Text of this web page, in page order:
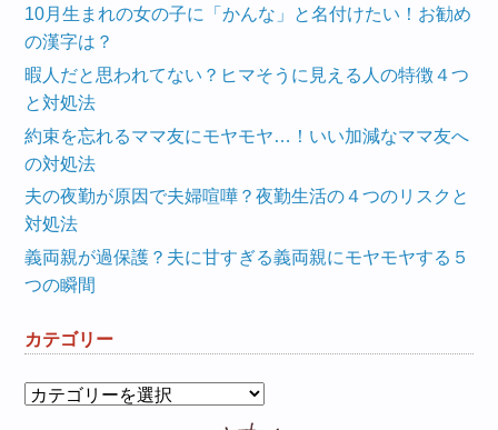
10月生まれの女の子に「かんな」と名付けたい！お勧め
の漢字は？
暇人だと思われてない？ヒマそうに見える人の特徴４つ
と対処法
約束を忘れるママ友にモヤモヤ…！いい加減なママ友へ
の対処法
夫の夜勤が原因で夫婦喧嘩？夜勤生活の４つのリスクと
対処法
義両親が過保護？夫に甘すぎる義両親にモヤモヤする５
つの瞬間
カテゴリー
カ